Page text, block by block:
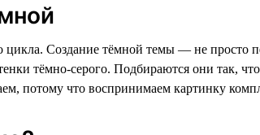
Создание тёмной темы — не просто
тёмно-серого. Подбираются они так,
потому что воспринимаем картинку